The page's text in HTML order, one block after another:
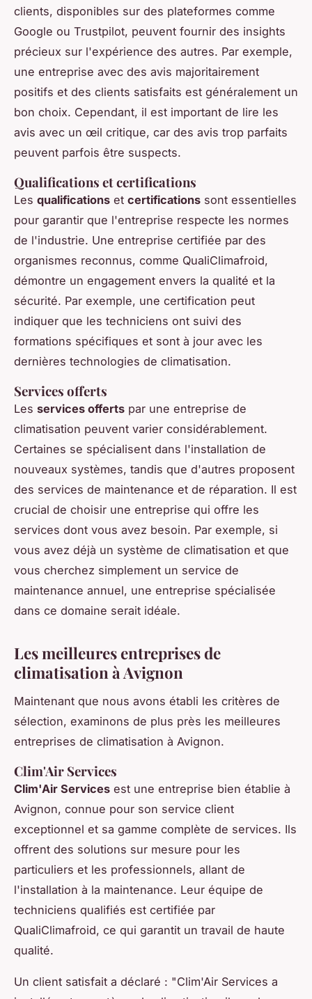
clients, disponibles sur des plateformes comme
Google ou Trustpilot, peuvent fournir des insights
précieux sur l'expérience des autres. Par exemple,
une entreprise avec des avis majoritairement
positifs et des clients satisfaits est généralement un
bon choix. Cependant, il est important de lire les
avis avec un œil critique, car des avis trop parfaits
peuvent parfois être suspects.
Qualifications et certifications
Les qualifications et certifications sont essentielles
pour garantir que l'entreprise respecte les normes
de l'industrie. Une entreprise certifiée par des
organismes reconnus, comme QualiClimafroid,
démontre un engagement envers la qualité et la
sécurité. Par exemple, une certification peut
indiquer que les techniciens ont suivi des
formations spécifiques et sont à jour avec les
dernières technologies de climatisation.
Services offerts
Les services offerts par une entreprise de
climatisation peuvent varier considérablement.
Certaines se spécialisent dans l'installation de
nouveaux systèmes, tandis que d'autres proposent
des services de maintenance et de réparation. Il est
crucial de choisir une entreprise qui offre les
services dont vous avez besoin. Par exemple, si
vous avez déjà un système de climatisation et que
vous cherchez simplement un service de
maintenance annuel, une entreprise spécialisée
dans ce domaine serait idéale.
Les meilleures entreprises de
climatisation à Avignon
Maintenant que nous avons établi les critères de
sélection, examinons de plus près les meilleures
entreprises de climatisation à Avignon.
Clim'Air Services
Clim'Air Services est une entreprise bien établie à
Avignon, connue pour son service client
exceptionnel et sa gamme complète de services. Ils
offrent des solutions sur mesure pour les
particuliers et les professionnels, allant de
l'installation à la maintenance. Leur équipe de
techniciens qualifiés est certifiée par
QualiClimafroid, ce qui garantit un travail de haute
qualité.
Un client satisfait a déclaré : "Clim'Air Services a